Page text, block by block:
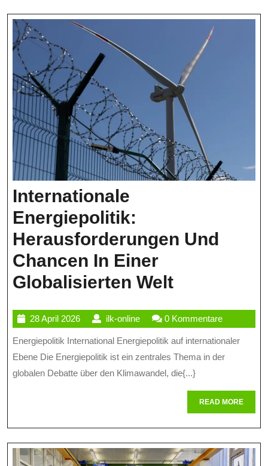
Internationale
Energiepolitik:
Herausforderungen Und
Chancen In Einer
Globalisierten Welt
Und
Chancen
In
Einer
Welt
28 April 202628
April
2026
ilk-onlineilk-
online
0 Kommentare
Energiepolitik International Energiepolitik auf internationaler
Ebene Die Energiepolitik ist ein zentrales Thema in der
globalen Debatte über den Klimawandel, die{...}
READ MOREREAD
MORE